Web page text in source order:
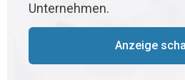
Unternehmen.
Anzeige